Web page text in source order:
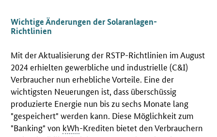
Wichtige Änderungen der Solaranlagen-
Richtlinien
Mit der Aktualisierung der RSTP-Richtlinien im August
2024 erhielten gewerbliche und industrielle (C&I)
Verbraucher nun erhebliche Vorteile. Eine der
wichtigsten Neuerungen ist, dass überschüssig
produzierte Energie nun bis zu sechs Monate lang
"gespeichert" werden kann. Diese Möglichkeit zum
"Banking" von kWh-Krediten bietet den Verbrauchern